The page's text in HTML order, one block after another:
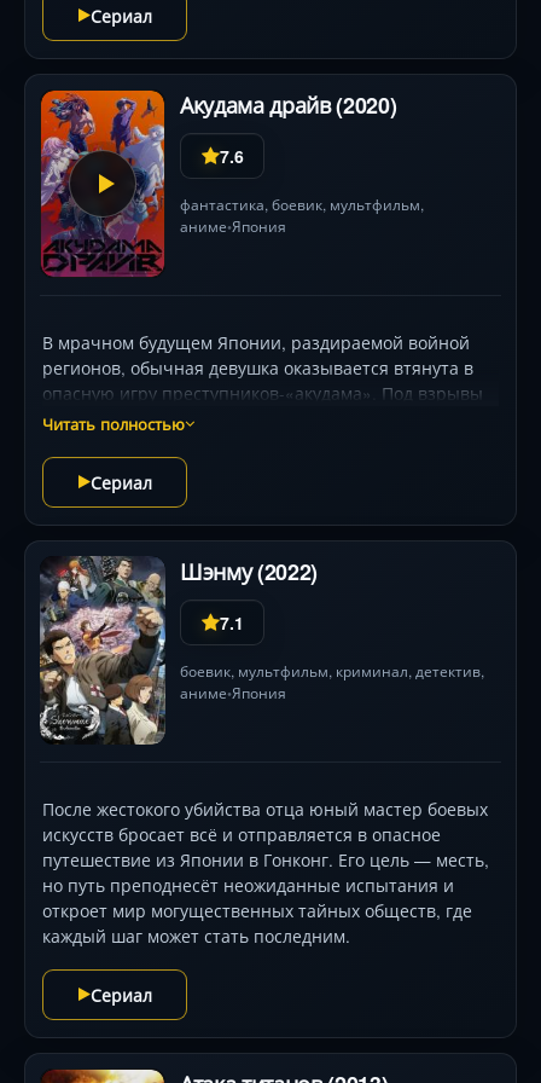
Сериал
Акудама драйв (2020)
7.6
фантастика, боевик, мультфильм,
аниме•Япония
В мрачном будущем Японии, раздираемой войной
регионов, обычная девушка оказывается втянута в
опасную игру преступников-«акудама». Под взрывы
неоновых вывесок и лязг кибернетических
вызов системе, где цена ошибки — жизнь.
Динамичный микс киберпанка и боевиков Тарантино
с визуальной эстетикой, заставляющей забыть о
дыхании.
Читать полностью
Сериал
Шэнму (2022)
7.1
боевик, мультфильм, криминал, детектив,
аниме•Япония
После жестокого убийства отца юный мастер боевых
искусств бросает всё и отправляется в опасное
путешествие из Японии в Гонконг. Его цель — месть,
но путь преподнесёт неожиданные испытания и
откроет мир могущественных тайных обществ, где
каждый шаг может стать последним.
Сериал